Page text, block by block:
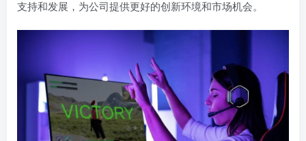
支持和发展，为公司提供更好的创新环境和市场机会。